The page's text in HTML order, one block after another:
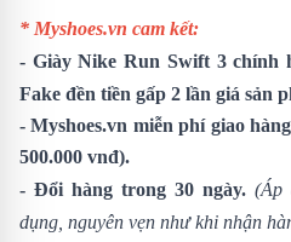
* Myshoes.vn cam kết:
- Giày Nike Run Swift 3chính
Fake đền tiền gấp 2 lần giá sản
- Myshoes.vn miễn phí giao
500.000 vnđ).
- Đổi hàng trong 30 ngày. (Áp
dụng, nguyên vẹn như khi nhận